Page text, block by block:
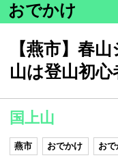
おでかけ
【燕市】春
山は登山初
国上山
燕市 おでかけ おで